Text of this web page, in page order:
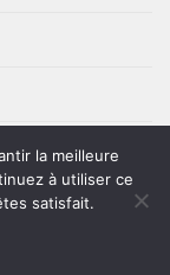
la meilleure
à utiliser ce
satisfait.